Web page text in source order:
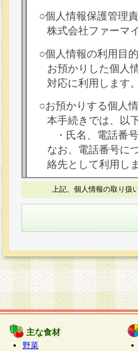
○個人情報保護管理
株式会社ファー
○個人情報の利用目的
お預かりした個人
対応に利用します。
○お預かりする個人
本手続きでは、以
・氏名、電話番
なお、電話番号に
絡先として利用しま
○本人が容易に認識
本フォームでは、
○個人情報の第三者
力いただく個人情
○個人情報の委託に
個人情報の取り扱
情報管理基準を満
が行われるよう監
○開示対象個人情報
上記、個人情報の取り
主な食材
野菜